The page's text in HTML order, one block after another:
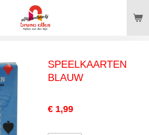
SPEELKAARTEN
BLAUW
€ 1,99